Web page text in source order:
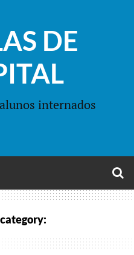
DE
internados
category: